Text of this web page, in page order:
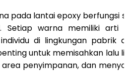
pada lantai epoxy berfungsi
Setiap warna memiliki arti
di lingkungan pabrik
untuk memisahkan lalu
area penyimpanan, dan